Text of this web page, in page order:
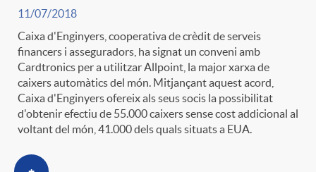
11/07/2018
Caixa d'Enginyers, cooperativa de crèdit de serveis
financers i asseguradors, ha signat un conveni amb
Cardtronics per a utilitzar Allpoint, la major xarxa de
caixers automàtics del món. Mitjançant aquest acord,
Caixa d'Enginyers ofereix als seus socis la possibilitat
d'obtenir efectiu de 55.000 caixers sense cost addicional al
voltant del món, 41.000 dels quals situats a EUA.